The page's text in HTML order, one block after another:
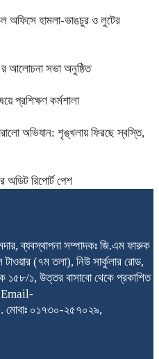
অফিসে হামলা-ভাঙচুর ও লুটের
আলোচনা সভা অনুষ্ঠিত
প্রশিক্ষণ কর্মশালা
অভিযান: শৃঙ্খলায় ফিরছে স্বস্তি,
অডিট রিপোর্ট পেশ
ব্যবস্থাপনা সম্পাদকঃ জি.এম ফারুক
(৭ম তলা), নিউ সার্কুলার রোড,
১৫৮/১, উত্তর বাসাবো থেকে প্রকাশিত
Email-
০১৭৩০-২৫৭০২৯,